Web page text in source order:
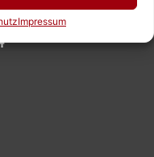
Impressum